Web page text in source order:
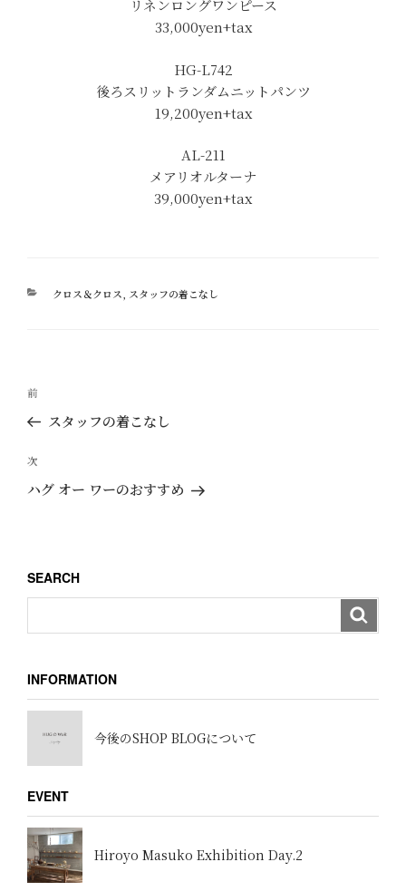
リネンロングワンピース
33,000yen+tax
HG-L742
後ろスリットランダムニットパンツ
19,200yen+tax
AL-211
メアリオルターナ
39,000yen+tax
カ
クロス＆クロス スタッフの着こなし
投
ナ
ビ
ゲ
ン
過
去
投
前
スタッフの着こなし
次
の
次
ハグ オー ワーのおすすめ
SEARCH
INFORMATION
今後のSHOP BLOGについて
EVENT
Hiroyo Masuko Exhibition Day.2